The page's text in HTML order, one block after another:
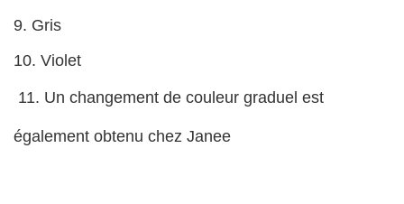
9. Gris
10. Violet
11. Un changement de couleur graduel est
également obtenu chez Janee